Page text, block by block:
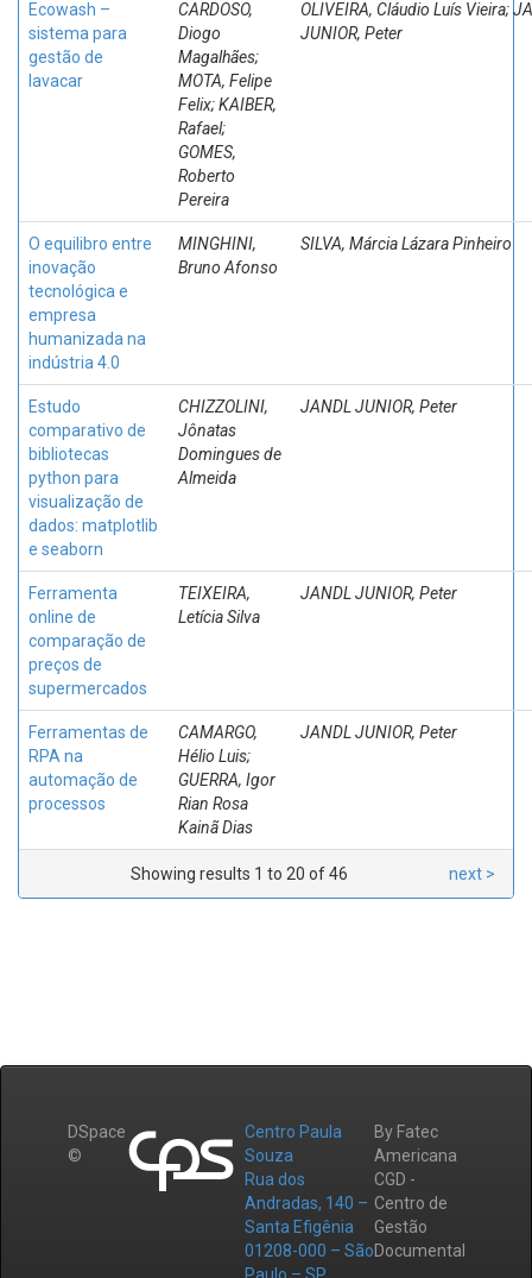
Ecowash –
sistema para
gestão de
lavacar
CARDOSO,
Diogo
Magalhães;
MOTA, Felipe
Felix; KAIBER,
Rafael;
GOMES,
Roberto
Pereira
OLIVEIRA, Cláudio Luís Vieira;
JUNIOR, Peter
O equilibro entre
inovação
tecnológica e
empresa
humanizada na
indústria 4.0
MINGHINI,
Bruno Afonso
SILVA, Márcia Lázara Pinheiro
Estudo
comparativo de
bibliotecas
python para
visualização de
dados: matplotlib
e seaborn
CHIZZOLINI,
Jônatas
Domingues de
Almeida
JANDL JUNIOR, Peter
Ferramenta
online de
comparação de
preços de
supermercados
TEIXEIRA,
Letícia Silva
JANDL JUNIOR, Peter
Ferramentas de
RPA na
automação de
processos
CAMARGO,
Hélio Luis;
GUERRA, Igor
Rian Rosa
Kainã Dias
JANDL JUNIOR, Peter
Showing results 1 to 20 of 46 next >
DSpace
©
Centro Paula
Souza
Rua dos
Andradas, 140 –
Santa Efigênia
01208-000 – São
By Fatec
Americana
CGD -
Centro de
Gestão
Documental